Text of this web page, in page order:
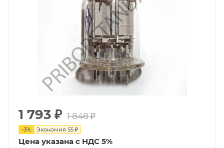
1 793 ₽ 1 848₽
-3% Экономия 55 ₽
Цена указана с НДС 5%